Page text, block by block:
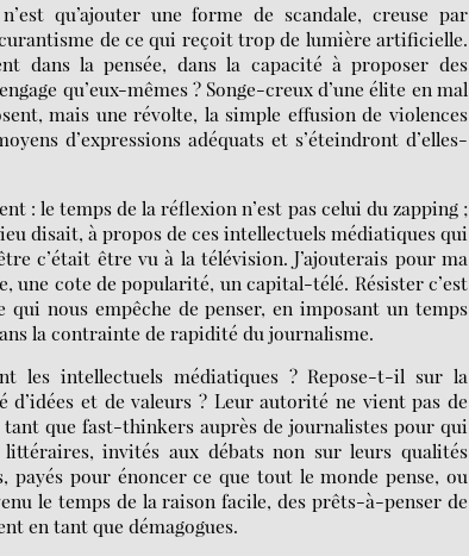
qu’ajouter une forme de scandale, creuse par
de ce qui reçoit trop de lumière artificielle.
dans la pensée, dans la capacité à proposer des
qu’eux-mêmes ? Songe-creux d’une élite en mal
mais une révolte, la simple effusion de violences
d’expressions adéquats et s’éteindront d’elles-
: le temps de la réflexion n’est pas celui du zapping ;
disait, à propos de ces intellectuels médiatiques qui
c’était être vu à la télévision. J’ajouterais pour ma
une cote de popularité, un capital-télé. Résister c’est
qui nous empêche de penser, en imposant un temps
la contrainte de rapidité du journalisme.
les intellectuels médiatiques ? Repose-t-il sur la
d’idées et de valeurs ? Leur autorité ne vient pas de
que fast-thinkers auprès de journalistes pour qui
invités aux débats non sur leurs qualités
pour énoncer ce que tout le monde pense, ou
le temps de la raison facile, des prêts-à-penser de
en tant que démagogues.